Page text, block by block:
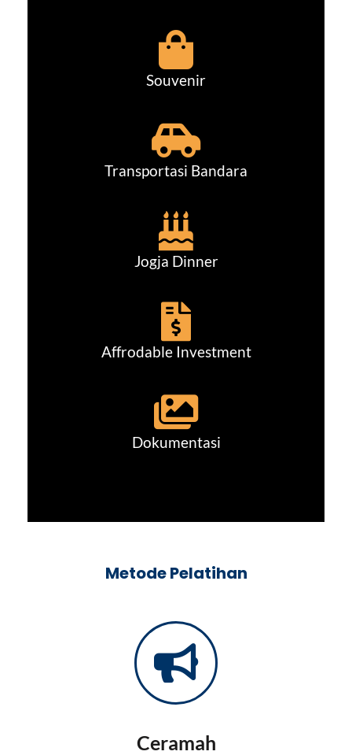
Souvenir
Transportasi Bandara
Jogja Dinner
Affrodable Investment
Dokumentasi
Metode Pelatihan
Ceramah